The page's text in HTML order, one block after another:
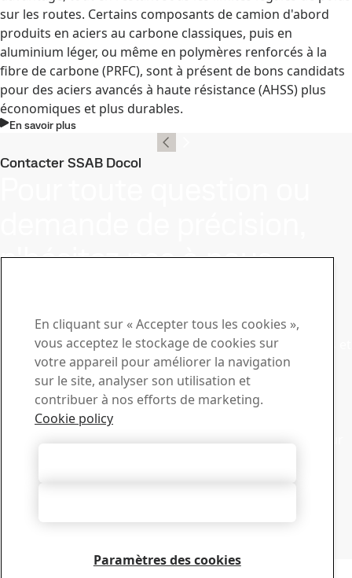
sur les routes. Certains composants de camion d'abord
produits en aciers au carbone classiques, puis en
aluminium léger, ou même en polymères renforcés à la
fibre de carbone (PRFC), sont à présent de bons candidats
pour des aciers avancés à haute résistance (AHSS) plus
économiques et plus durables.
En savoir plus
Contacter SSAB Docol
n'hésitez pas à nous
Centre de téléchargement
Recherchez et téléchargez des brochures, des certificats et
autres documents SSAB.
Accéder aux téléchargements
Ventes
Contactez notre service d’assistance commerciale pour
toute demande de renseignements ou d’informations sur
Support technique
Contacter le support technique
Copyright 2026
En cliquant sur « Accepter tous les cookies »,
vous acceptez le stockage de cookies sur
votre appareil pour améliorer la navigation
sur le site, analyser son utilisation et
contribuer à nos efforts de marketing.
Cookie policy
Paramètres des cookies